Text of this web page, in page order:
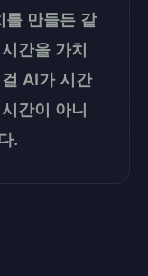
를 만들든 같
간을 가치
AI가 시간
간이 아니
.